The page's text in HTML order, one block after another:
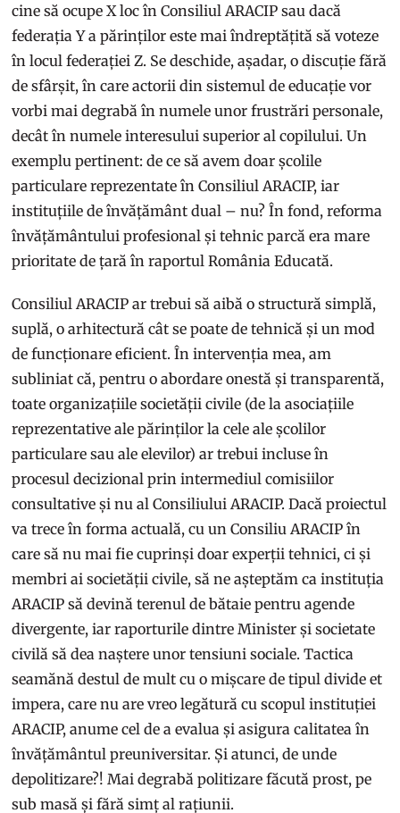
cine să ocupe X loc în Consiliul ARACIP sau dacă
federația Y a părinților este mai îndreptățită să voteze
în locul federației Z. Se deschide, așadar, o discuție fără
de sfârșit, în care actorii din sistemul de educație vor
vorbi mai degrabă în numele unor frustrări personale,
decât în numele interesului superior al copilului. Un
exemplu pertinent: de ce să avem doar școlile
particulare reprezentate în Consiliul ARACIP, iar
instituțiile de învățământ dual – nu? În fond, reforma
învățământului profesional și tehnic parcă era mare
prioritate de țară în raportul România Educată.
Consiliul ARACIP ar trebui să aibă o structură simplă,
suplă, o arhitectură cât se poate de tehnică și un mod
de funcționare eficient. În intervenția mea, am
subliniat că, pentru o abordare onestă și transparentă,
toate organizațiile societății civile (de la asociațiile
reprezentative ale părinților la cele ale școlilor
particulare sau ale elevilor) ar trebui incluse în
procesul decizional prin intermediul comisiilor
consultative și nu al Consiliului ARACIP. Dacă proiectul
va trece în forma actuală, cu un Consiliu ARACIP în
care să nu mai fie cuprinși doar experții tehnici, ci și
membri ai societății civile, să ne așteptăm ca instituția
ARACIP să devină terenul de bătaie pentru agende
divergente, iar raporturile dintre Minister și societate
civilă să dea naștere unor tensiuni sociale. Tactica
seamănă destul de mult cu o mișcare de tipul divide et
impera, care nu are vreo legătură cu scopul instituției
ARACIP, anume cel de a evalua și asigura calitatea în
învățământul preuniversitar. Și atunci, de unde
depolitizare?! Mai degrabă politizare făcută prost, pe
sub masă și fără simț al rațiunii.